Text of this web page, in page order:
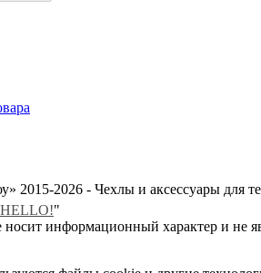
2015-2026 - Чехлы и аксессуары для
HELLO!"
информационный характер и не